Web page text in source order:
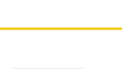
Caferağa Mah. Dr. Şakir